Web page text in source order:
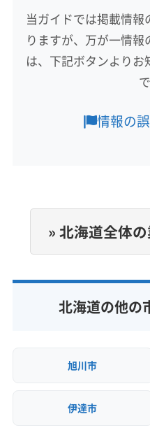
対応地域
登別市 伊達市 室蘭市
公式HP
当ガイドでは掲載情
りますが、万が一情
は、下記ボタンより
情報の
» 北海道全体
北海道の他の
旭川市
伊達市